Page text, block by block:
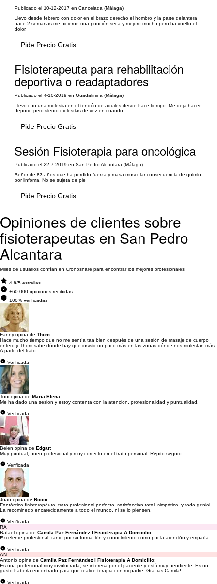
Publicado el 10-12-2017 en Cancelada (Málaga)
Llevo desde febrero con dolor en el brazo derecho el hombro y la parte delantera
hace 2 semanas me hicieron una punción seca y mejoro mucho pero ha vuelto el
dolor.
Pide Precio Gratis
Fisioterapeuta para rehabilitación
deportiva o readaptadores
Publicado el 4-10-2019 en Guadalmina (Málaga)
Llevo con una molestia en el tendón de aquiles desde hace tiempo. Me deja hacer
deporte pero siento molestias de vez en cuando.
Pide Precio Gratis
Sesión Fisioterapia para oncológica
Publicado el 22-7-2019 en San Pedro Alcantara (Málaga)
Señor de 83 años que ha perdido fuerza y masa muscular consecuencia de quimio
por linfoma. No se sujeta de pie
Pide Precio Gratis
Opiniones de clientes sobre
fisioterapeutas en San Pedro
Alcantara
Miles de usuarios confían en Cronoshare para encontrar los mejores profesionales
4.8/5 estrellas
+60.000 opiniones recibidas
100% verificadas
Fanny opina de Thom:
Hace mucho tiempo que no me sentía tan bien después de una sesión de masaje de cuerpo
entero y Thom sabe dónde hay que insistir un poco más en las zonas dónde nos molestan más.
A parte del trato...
Verificada
Toñi opina de Maria Elena:
Me ha dado una sesion y estoy contenta con la atencion, profesionalidad y puntualidad.
Verificada
Belen opina de Edgar:
Muy puntual, buen profesional y muy correcto en el trato personal. Repito seguro
Verificada
Juan opina de Rocio:
Fantástica fisioterapéuta, trato profesional perfecto, satisfacción total, simpática, y todo genial,
La recominedo encarecidamente a todo el mundo, ni se lo piensen.
Verificada
RA
Rafael opina de Camila Paz Fernández I Fisioterapia A Domicilio:
Excelente profesional, tanto por su formación y conocimiento como por la atención y empatía
Verificada
AN
Antonio opina de Camila Paz Fernández I Fisioterapia A Domicilio:
Es una profesional muy involucrada, se interesa por el paciente y está muy pendiente. Es un
gusto haberla encontrado para que realice terapia con mi padre. Gracias Camila!
Verificada